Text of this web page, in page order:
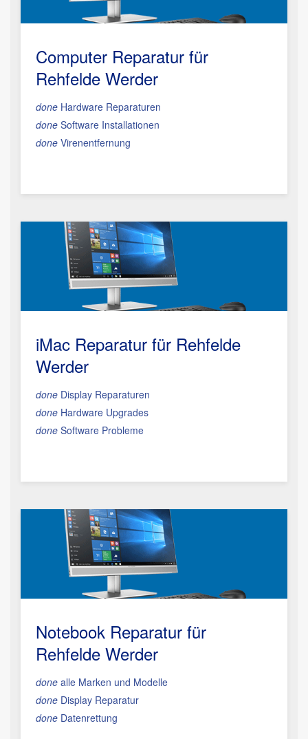
Computer Reparatur für
Rehfelde Werder
done Hardware Reparaturen
done Software Installationen
done Virenentfernung
iMac Reparatur für Rehfelde
Werder
done Display Reparaturen
done Hardware Upgrades
done Software Probleme
Notebook Reparatur für
Rehfelde Werder
done alle Marken und Modelle
done Display Reparatur
done Datenrettung